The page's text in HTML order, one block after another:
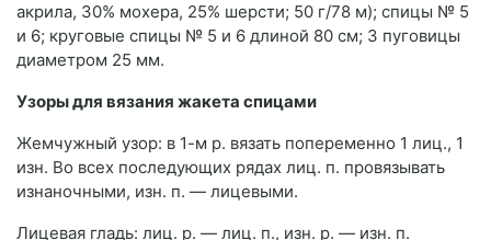
акрила, 30% мохера, 25% шерсти; 50 г/78 м); спицы № 5
и 6; круговые спицы № 5 и 6 длиной 80 см; 3 пуговицы
диаметром 25 мм.
Узоры для вязания жакета спицами
Жемчужный узор: в 1-м р. вязать попеременно 1 лиц., 1
изн. Во всех последующих рядах лиц. п. провязывать
изнаночными, изн. п. — лицевыми.
Лицевая гладь: лиц. р. — лиц. п., изн. р. — изн. п.